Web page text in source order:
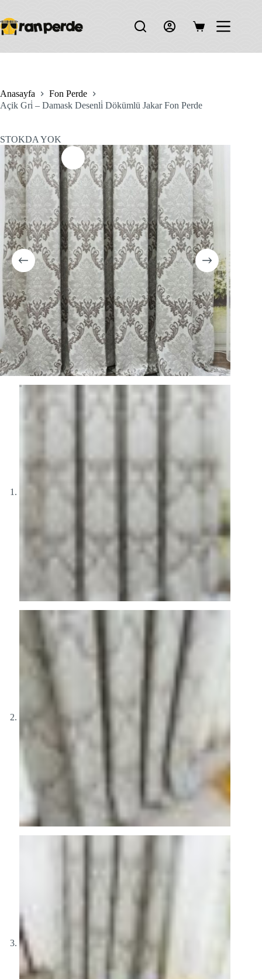
content
Shopping
Anasayfa
Fon Perde
Açik Gri̇ – Damask Desenli̇ Dökümlü Jakar Fon Perde
STOKDA YOK